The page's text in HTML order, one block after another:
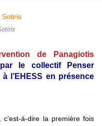
de Panagiotis
le collectif Penser
l’EHESS en présence
c'est-à-dire la première fois